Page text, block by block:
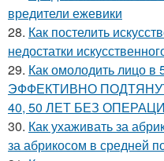
вредители ежевики
28. Как постелить
недостатки
29. Как омолодить лицо в
ЭФФЕКТИВНО
40, 50 ЛЕТ БЕЗ
30. Как ухаживать за
за абрикосом в средней